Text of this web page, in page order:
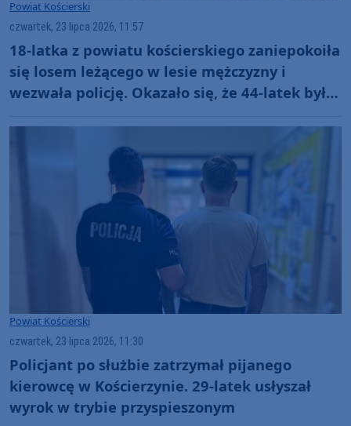
Powiat Kościerski
czwartek, 23 lipca 2026, 11:57
18-latka z powiatu kościerskiego zaniepokoiła
się losem leżącego w lesie mężczyzny i
wezwała policję. Okazało się, że 44-latek był
Powiat Kościerski
czwartek, 23 lipca 2026, 11:30
Policjant po służbie zatrzymał pijanego
kierowcę w Kościerzynie. 29-latek usłyszał
wyrok w trybie przyspieszonym